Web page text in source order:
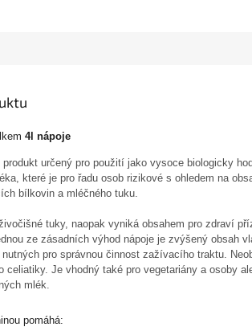
4l nápoje
produkt určený pro použití jako vysoce biologicky
které je pro řadu osob rizikové s ohledem na
bílkovin a mléčného tuku.
tuky, naopak vyniká obsahem pro zdraví
ze zásadních výhod nápoje je zvýšený obsah
pro správnou činnost zažívacího traktu.
celiatiky. Je vhodný také pro vegetariány a osoby
mlék.
pomáhá: